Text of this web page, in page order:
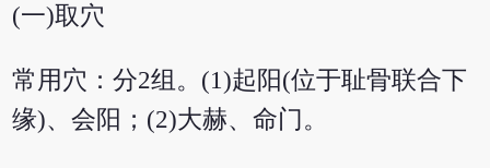
(一)取穴
常用穴：分2组。(1)起阳(位于耻骨联合下
缘)、会阳；(2)大赫、命门。